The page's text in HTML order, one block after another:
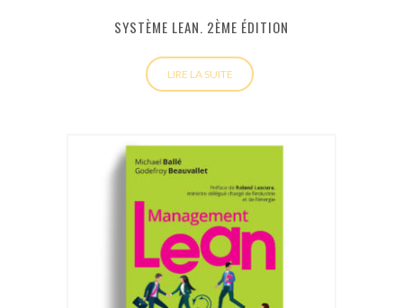
SYSTÈME LEAN. 2ÈME ÉDITION
LIRE LA SUITE